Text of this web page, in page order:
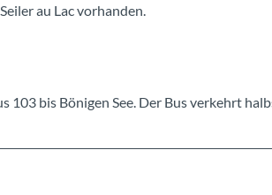
au Lac vorhanden.
bis Bönigen See. Der Bus verkehrt